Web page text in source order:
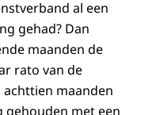
al een
gehad? Dan
maanden de
rato van de
maanden
met een